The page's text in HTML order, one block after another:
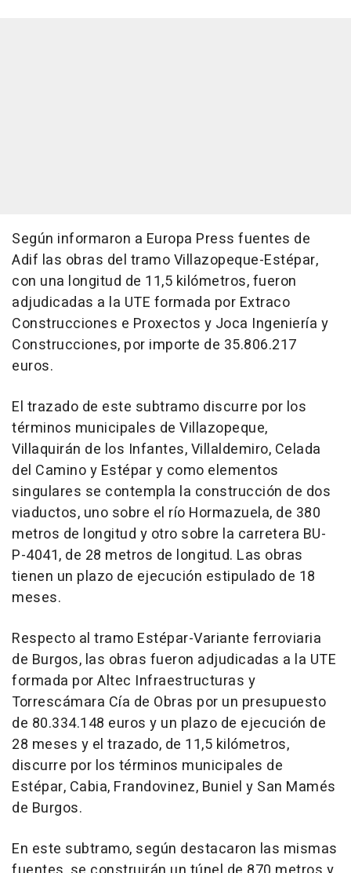
Según informaron a Europa Press fuentes de
Adif las obras del tramo Villazopeque-Estépar,
con una longitud de 11,5 kilómetros, fueron
adjudicadas a la UTE formada por Extraco
Construcciones e Proxectos y Joca Ingeniería y
Construcciones, por importe de 35.806.217
euros.
El trazado de este subtramo discurre por los
términos municipales de Villazopeque,
Villaquirán de los Infantes, Villaldemiro, Celada
del Camino y Estépar y como elementos
singulares se contempla la construcción de dos
viaductos, uno sobre el río Hormazuela, de 380
metros de longitud y otro sobre la carretera BU-
P-4041, de 28 metros de longitud. Las obras
tienen un plazo de ejecución estipulado de 18
meses.
Respecto al tramo Estépar-Variante ferroviaria
de Burgos, las obras fueron adjudicadas a la UTE
formada por Altec Infraestructuras y
Torrescámara Cía de Obras por un presupuesto
de 80.334.148 euros y un plazo de ejecución de
28 meses y el trazado, de 11,5 kilómetros,
discurre por los términos municipales de
Estépar, Cabia, Frandovinez, Buniel y San Mamés
de Burgos.
En este subtramo, según destacaron las mismas